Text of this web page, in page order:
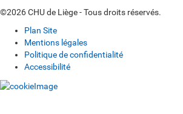
©2026 CHU de Liège - Tous droits réservés.
Plan Site
Mentions légales
Politique de confidentialité
Accessibilité